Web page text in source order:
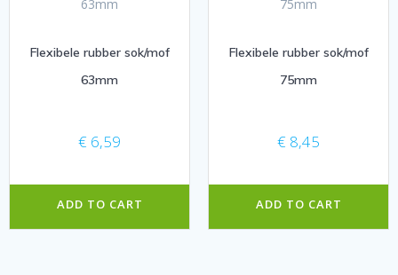
Flexibele rubber sok/mof
63mm
€ 6,59
ADD TO CART
Flexibele rubber sok/mof
75mm
€ 8,45
ADD TO CART